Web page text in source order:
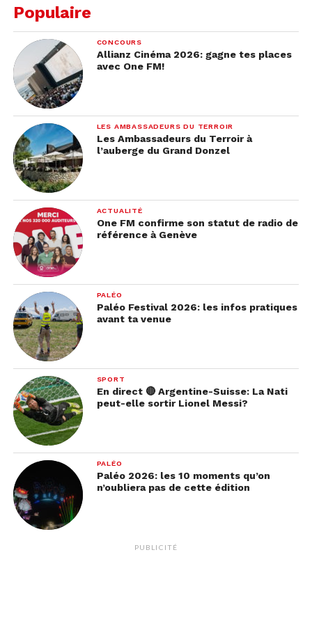
Populaire
CONCOURS
Allianz Cinéma 2026: gagne tes places
avec One FM!
LES AMBASSADEURS DU TERROIR
Les Ambassadeurs du Terroir à
l’auberge du Grand Donzel
ACTUALITÉ
One FM confirme son statut de radio de
référence à Genève
PALÉO
Paléo Festival 2026: les infos pratiques
avant ta venue
SPORT
En direct 🔴 Argentine-Suisse: La Nati
peut-elle sortir Lionel Messi?
PALÉO
Paléo 2026: les 10 moments qu’on
n’oubliera pas de cette édition
PUBLICITÉ